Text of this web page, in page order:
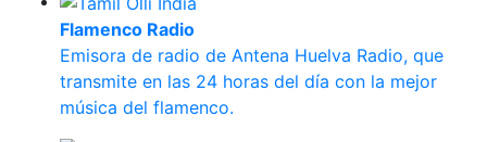
Flamenco Radio
Emisora de radio de Antena Huelva Radio, que
transmite en las 24 horas del día con la mejor
música del flamenco.